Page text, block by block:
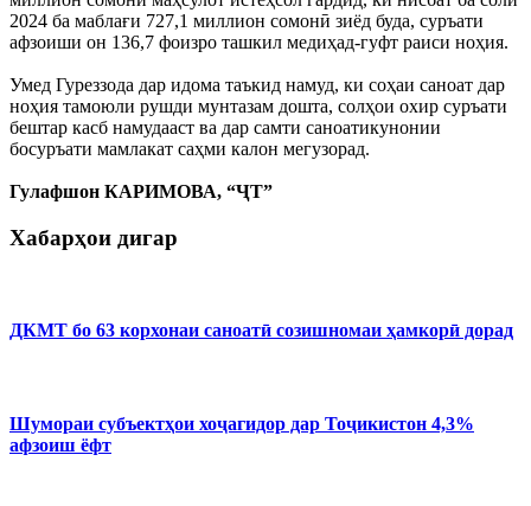
2024 ба маблағи 727,1 миллион сомонӣ зиёд буда, суръати
афзоиши он 136,7 фоизро ташкил медиҳад-гуфт раиси ноҳия.
Умед Гуреззода дар идома таъкид намуд, ки соҳаи саноат дар
ноҳия тамоюли рушди мунтазам дошта, солҳои охир суръати
бештар касб намудааст ва дар самти саноатикунонии
босуръати мамлакат саҳми калон мегузорад.
Гулафшон КАРИМОВА, “ҶТ”
Хабарҳои дигар
ДКМТ бо 63 корхонаи саноатӣ созишномаи ҳамкорӣ дорад
Шумораи субъектҳои хоҷагидор дар Тоҷикистон 4,3%
афзоиш ёфт